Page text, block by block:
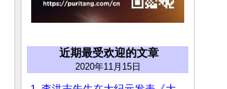
近期最受欢迎的文章
2020年11月15日